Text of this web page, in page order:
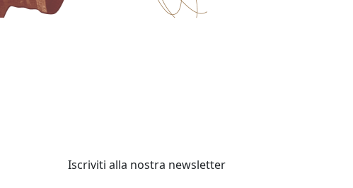
Iscriviti alla nostra newsletter